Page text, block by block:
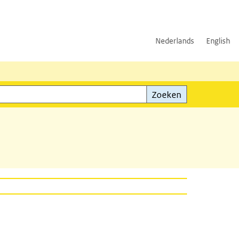
Nederlands English
Zoeken